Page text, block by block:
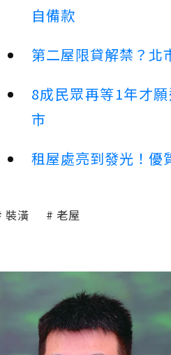
自備款
第二屋限貸解禁？北
8成民眾再等1年才
市
租屋處亮到發光！優
裝潢 老屋